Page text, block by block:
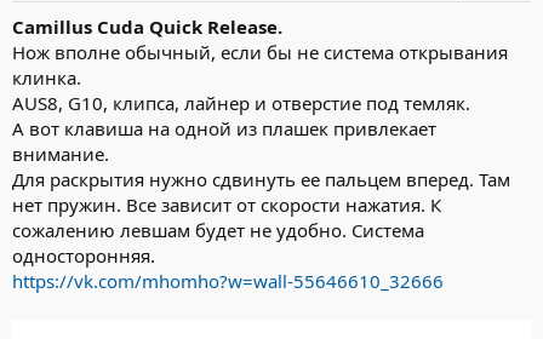
Camillus Cuda Quick Release.
Нож вполне обычный, если бы не система открывания
клинка.
AUS8, G10, клипса, лайнер и отверстие под темляк.
А вот клавиша на одной из плашек привлекает
внимание.
Для раскрытия нужно сдвинуть ее пальцем вперед. Там
нет пружин. Все зависит от скорости нажатия. К
сожалению левшам будет не удобно. Система
односторонняя.
https://vk.com/mhomho?w=wall-55646610_32666